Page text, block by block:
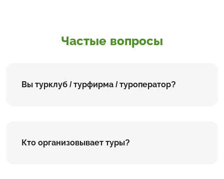
Частые вопросы
Вы турклуб / турфирма / туроператор?
Кто организовывает туры?